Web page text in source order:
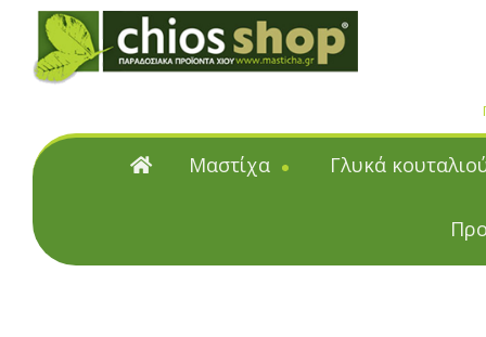
Μαστίχα Γλυκά
Γλυκά κουταλιού &